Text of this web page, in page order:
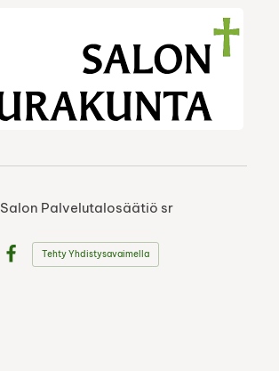
Salon Palvelutalosäätiö sr
Tehty Yhdistysavaimella